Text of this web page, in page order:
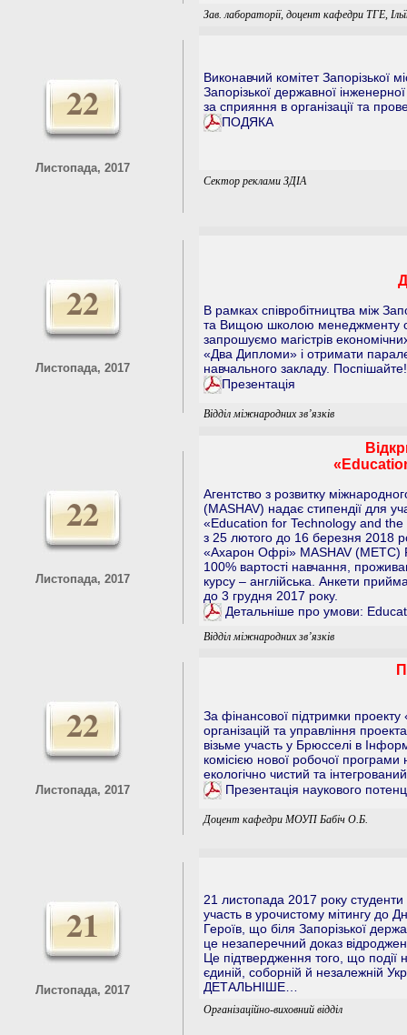
Зав. лабораторії, доцент кафедри ТГЕ,
22
Листопада, 2017
Виконавчий комітет Запорізької
Запорізької державної
за сприяння в організації та
ПОДЯКА
Сектор реклами ЗДІА
22
Листопада, 2017
В рамках співробітництва між
та Вищою школою менеджменту
запрошуємо магістрів
«Два Дипломи» і отримати
навчального закладу.
Презентація
Відділ міжнародних зв’язків
22
Листопада, 2017
Агентство з розвитку
(MASHAV) надає стипендії для
«Education for Technology and
з 25 лютого до 16 березня 2018
«Ахарон Офрі» MASHAV (METC)
100% вартості навчання,
курсу – англійська. Анкети
до 3 грудня 2017 року.
Детальніше про умови:
Відділ міжнародних зв’язків
22
Листопада, 2017
За фінансової підтримки
організацій та управління
візьме участь у Брюсселі в
комісією нової робочої
екологічно чистий та
Презентація наукового
Доцент кафедри МОУП Бабіч О.Б.
21
Листопада, 2017
21 листопада 2017 року студенти
участь в урочистому мітингу до
Героїв, що біля Запорізької
це незаперечний доказ
Це підтвердження того, що
єдиній, соборній й незалежній
ДЕТАЛЬНІШЕ…
Організаційно-виховний відділ